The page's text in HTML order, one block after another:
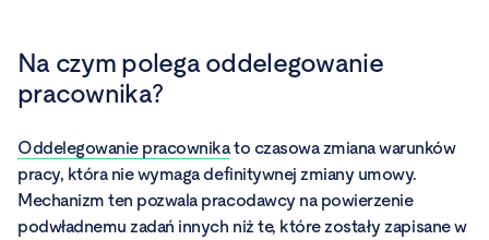
Na czym polega oddelegowanie
pracownika?
Oddelegowanie pracownikato czasowa zmiana warunków
pracy, która nie wymaga definitywnej zmiany umowy.
Mechanizm ten pozwala pracodawcy na powierzenie
podwładnemu zadań innych niż te, które zostały zapisane w